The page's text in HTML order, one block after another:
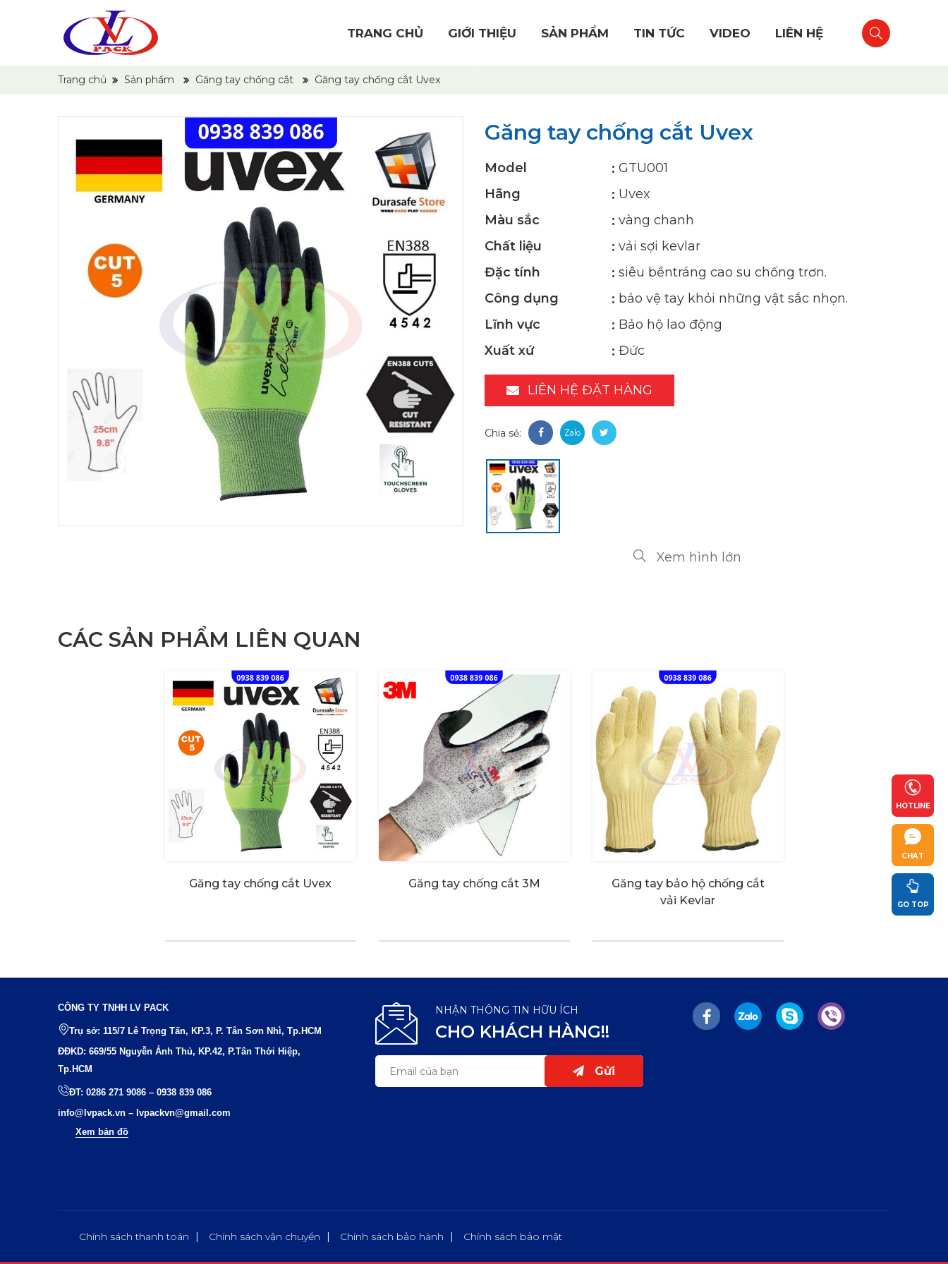
TRANG CHỦ GIỚI THIỆU SẢN PHẨM TIN TỨC VIDEO LIÊN HỆ
Trang chủ Sản phẩm Găng tay chống cắt Găng tay chống cắt Uvex
Găng tay chống cắt Uvex
Model
GTU001
Hãng
Uvex
Màu sắc
vàng chanh
Chất liệu
vải sợi kevlar
Đặc tính
siêu bềntráng cao su chống trơn.
Công dụng
bảo vệ tay khỏi những vật sắc nhọn.
Lĩnh vực
Bảo hộ lao động
Xuất xứ
Đức
LIÊN HỆ ĐẶT HÀNG
Chia sẻ:
Xem hình lớn
CÁC SẢN PHẨM LIÊN QUAN
Găng tay chống cắt Uvex Găng tay chống cắt 3M
Găng tay bảo hộ chống cắt
vải Kevlar
CÔNG TY TNHH LV PACK
Trụ sở: 115/7 Lê Trọng Tấn, KP.3, P. Tân Sơn Nhì, Tp.HCM
ĐĐKD: 669/55 Nguyễn Ảnh Thủ, KP.42, P.Tân Thới Hiệp,
Tp.HCM
ĐT: 0286 271 9086 – 0938 839 086
info@lvpack.vn – lvpackvn@gmail.com
Xem bản đồ
NHẬN THÔNG TIN HỮU ÍCH
CHO KHÁCH HÀNG!!
Gửi
Chính sách thanh toán Chính sách vận chuyển Chính sách bảo hành Chính sách bảo mật
HOTLINE
CHAT
GO TOP